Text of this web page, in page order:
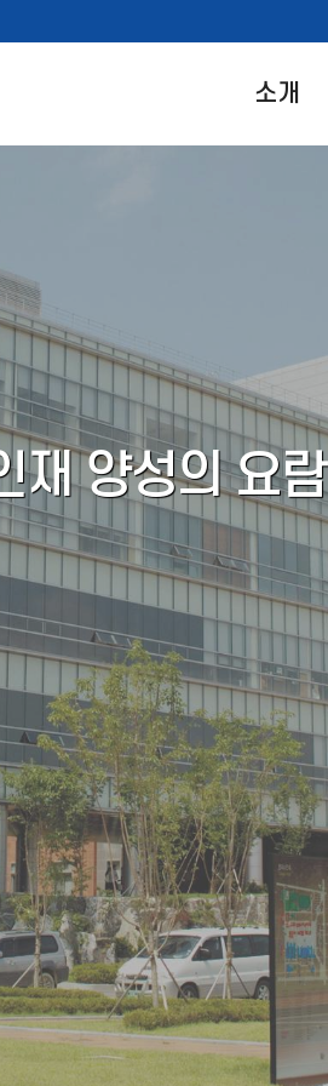
소개
재 양성의 요람